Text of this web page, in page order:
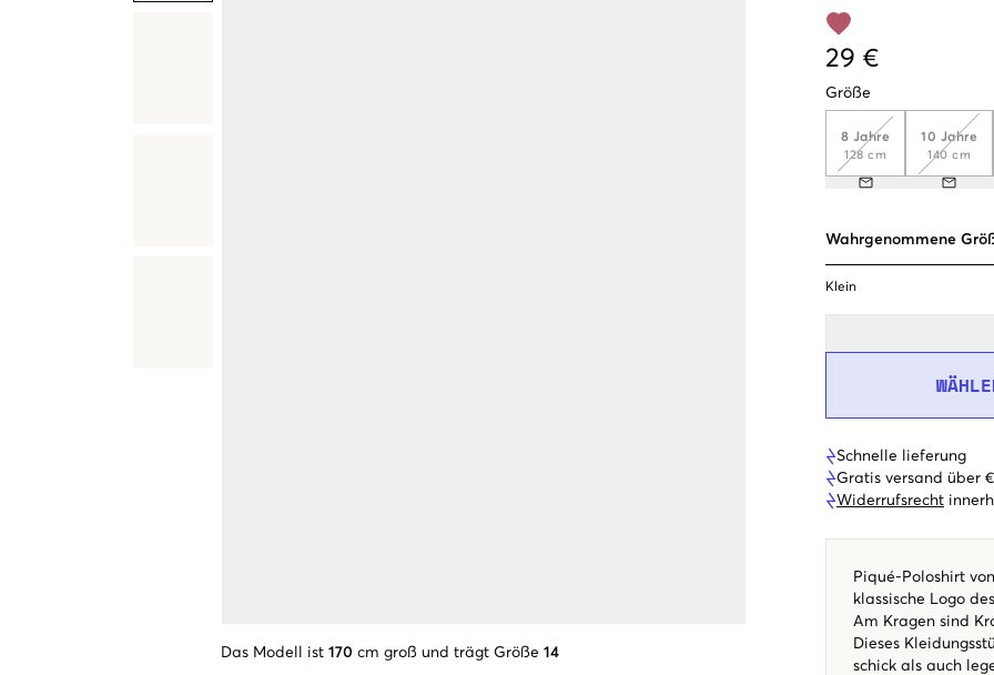
Das Modell ist 170 cm groß und trägt Größe 14
29 €
Größe
8 Jahre
128 cm
10 Jahre
140 cm
Wahrgenommene
Klein
Schnelle lieferung
Gratis versand über
Widerrufsrecht
Piqué-Poloshirt
klassische Logo
Am Kragen sind
Dieses
schick als auch